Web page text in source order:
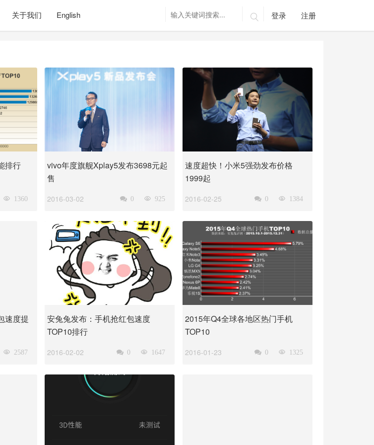
关于我们 English  登录 注册
排行
1360

vivo年度旗舰Xplay5发布3698元起
售
2016-03-02 925

0

速度超快！小米5强劲发布价格
1999起
2016-02-25 1384

0

速度提
2587

安兔兔发布：手机抢红包速度
TOP10排行
2016-02-02 1647

0

2015年Q4全球各地区热门手机
TOP10
2016-01-23 1325

0
